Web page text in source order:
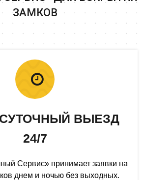
ЗАМКОВ
ВЫЕЗД
24/7
Сервис» принимает заявки на
днем и ночью без выходных.